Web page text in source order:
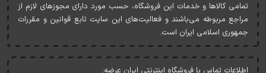
تمامی کالاها و خدمات اين فروشگاه، حسب مورد دارای مجوزهای لازم از
مراجع مربوطه می‌باشند و فعاليت‌های اين سايت تابع قوانين و مقررات
جمهوری اسلامی ايران است.